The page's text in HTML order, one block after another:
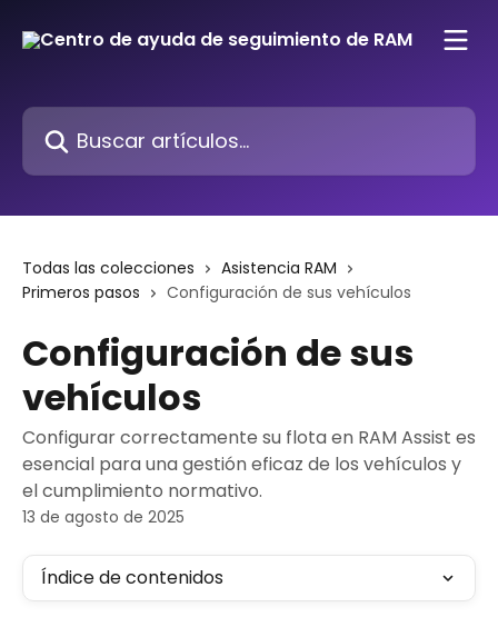
Buscar artículos...
Todas las colecciones
Asistencia RAM
Primeros pasos
Configuración de sus vehículos
Configuración de sus
vehículos
Configurar correctamente su flota en RAM Assist es
esencial para una gestión eficaz de los vehículos y
el cumplimiento normativo.
13 de agosto de 2025
Índice de contenidos